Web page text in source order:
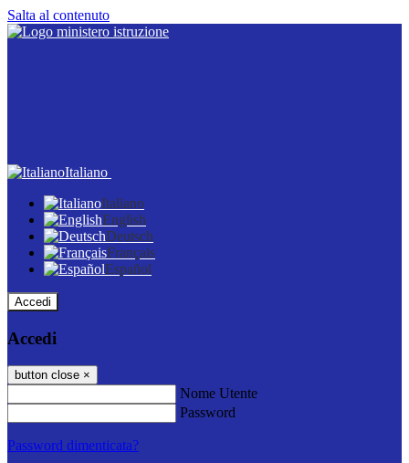
Salta al contenuto
Italiano
Italiano
English
Deutsch
Français
Español
Accedi
Accedi
button close ×
Nome Utente
Password
Password dimenticata?